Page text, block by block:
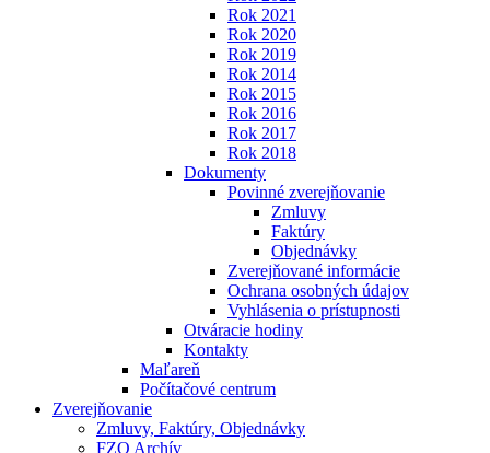
Rok 2021
Rok 2020
Rok 2019
Rok 2014
Rok 2015
Rok 2016
Rok 2017
Rok 2018
Dokumenty
Povinné zverejňovanie
Zmluvy
Faktúry
Objednávky
Zverejňované informácie
Ochrana osobných údajov
Vyhlásenia o prístupnosti
Otváracie hodiny
Kontakty
Maľareň
Počítačové centrum
Zverejňovanie
Zmluvy, Faktúry, Objednávky
FZO Archív